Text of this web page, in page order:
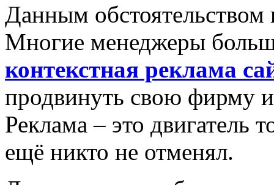
Данным обстоятельством
Многие менеджеры
контекстная реклама
продвинуть свою фирму
Реклама – это двигатель
ещё никто не отменял.